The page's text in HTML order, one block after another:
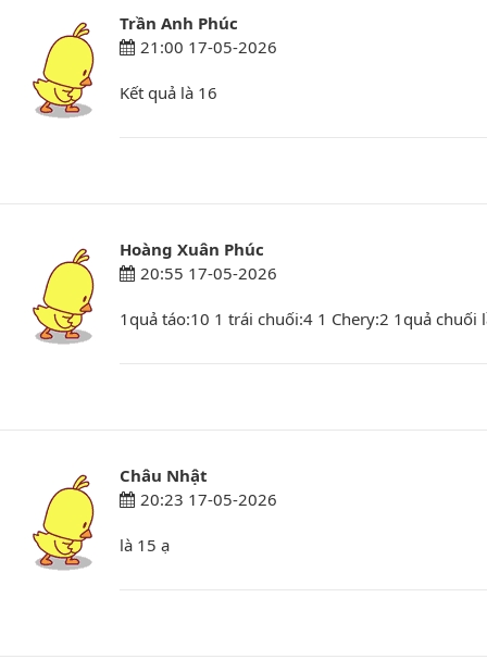
Trần Anh Phúc
21:00 17-05-2026
Kết quả là 16
Hoàng Xuân Phúc
20:55 17-05-2026
1quả táo:10 1 trái chuối:4 1 Chery:2 1quả chuối
Châu Nhật
20:23 17-05-2026
là 15 ạ